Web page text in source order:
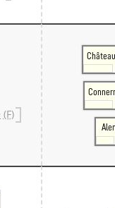
(F)